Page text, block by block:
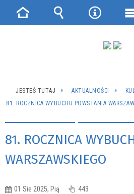
JESTEŚ TUTAJ AKTUALNOŚCI
81. ROCZNICA WYBUCHU POWSTANIA
81. ROCZNICA
WARSZAWSKIEGO
01 Sie 2025, Pią 443
Strona Wyszukiwarka